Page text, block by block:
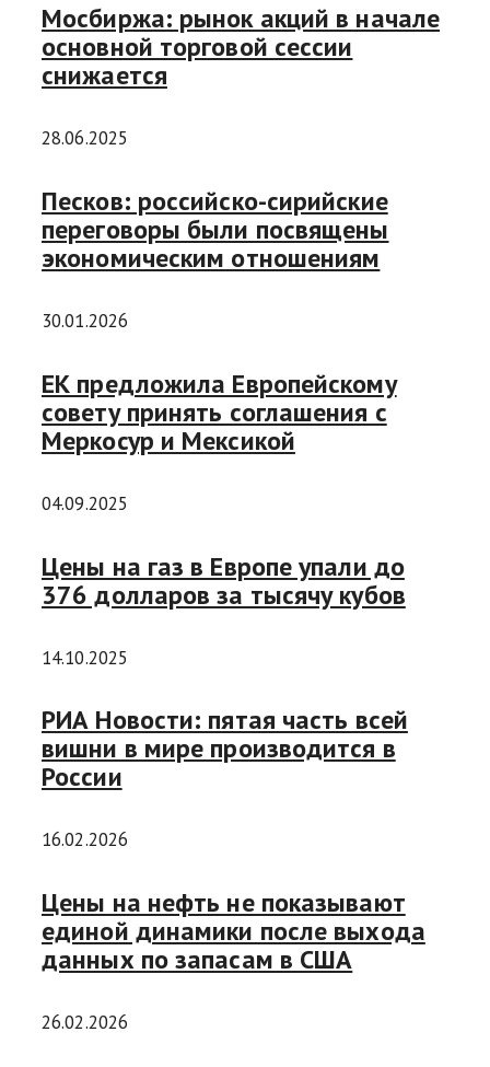
Мосбиржа: рынок акций в начале
основной торговой сессии
снижается
28.06.2025
Песков: российско-сирийские
переговоры были посвящены
экономическим отношениям
30.01.2026
ЕК предложила Европейскому
совету принять соглашения с
Меркосур и Мексикой
04.09.2025
Цены на газ в Европе упали до
376 долларов за тысячу кубов
14.10.2025
РИА Новости: пятая часть всей
вишни в мире производится в
России
16.02.2026
Цены на нефть не показывают
единой динамики после выхода
данных по запасам в США
26.02.2026